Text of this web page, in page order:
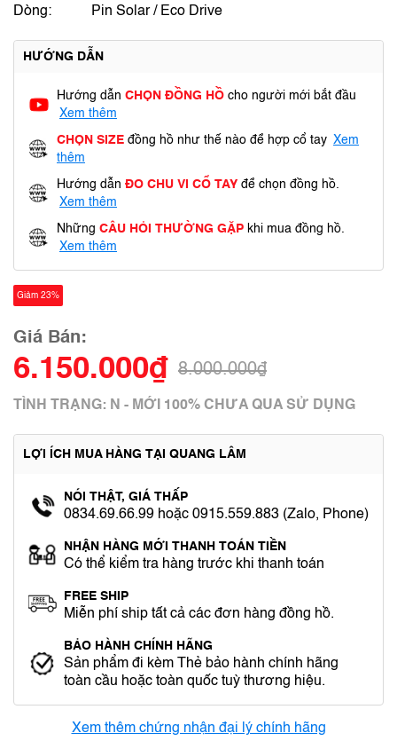
Dòng:
Pin Solar / Eco Drive
HƯỚNG DẪN
Hướng dẫn CHỌN ĐỒNG HỒ cho người mới bắt đầu
Xem thêm
CHỌN SIZE đồng hồ như thế nào để hợp cổ tay Xem
thêm
Hướng dẫn ĐO CHU VI CỔ TAY để chọn đồng hồ.
Xem thêm
Những CÂU HỎI THƯỜNG GẶP khi mua đồng hồ.
Xem thêm
Giảm 23%
Giá Bán:
6.150.000₫ 8.000.000₫
TÌNH TRẠNG: N - MỚI 100% CHƯA QUA SỬ DỤNG
LỢI ÍCH MUA HÀNG TẠI QUANG LÂM
NÓI THẬT, GIÁ THẤP
0834.69.66.99 hoặc 0915.559.883 (Zalo, Phone)
NHẬN HÀNG MỚI THANH TOÁN TIỀN
Có thể kiểm tra hàng trước khi thanh toán
FREE SHIP
Miễn phí ship tất cả các đơn hàng đồng hồ.
BẢO HÀNH CHÍNH HÃNG
Sản phẩm đi kèm Thẻ bảo hành chính hãng
toàn cầu hoặc toàn quốc tuỳ thương hiệu.
Xem thêm chứng nhận đại lý chính hãng